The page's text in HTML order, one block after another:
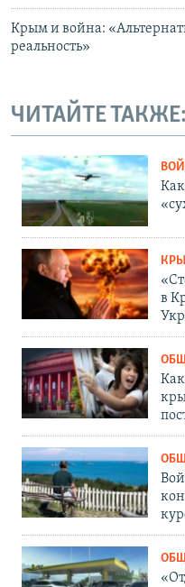
Крым и война:
реальность»
ЧИТАЙТЕ ТАКЖЕ:
в